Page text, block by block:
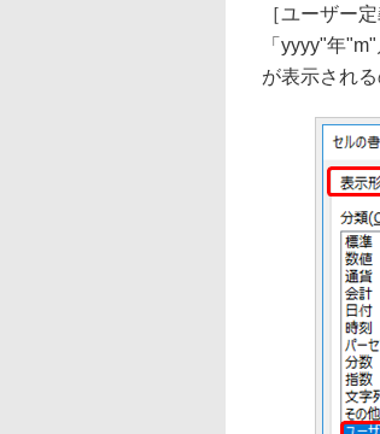
［ユーザー
「yyyy"年
が表示され